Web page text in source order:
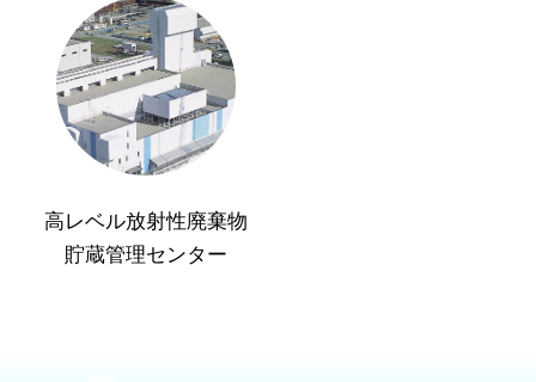
高レベル放射性廃棄物
貯蔵管理センター